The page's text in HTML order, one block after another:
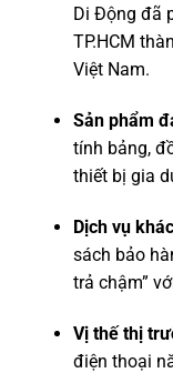
Di Động đã
TP.HCM
Việt Nam.
Sản phẩm
tính bảng,
thiết bị gia
Dịch vụ
sách bảo
trả chậm”
Vị thế thị
điện thoại